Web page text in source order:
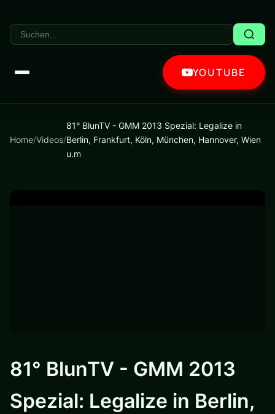
YOUTUBE
Home/Videos/
81° BlunTV - GMM 2013 Spezial: Legalize in
Berlin, Frankfurt, Köln, München, Hannover, Wien
u.m
81° BlunTV - GMM 2013
Spezial: Legalize in Berlin,